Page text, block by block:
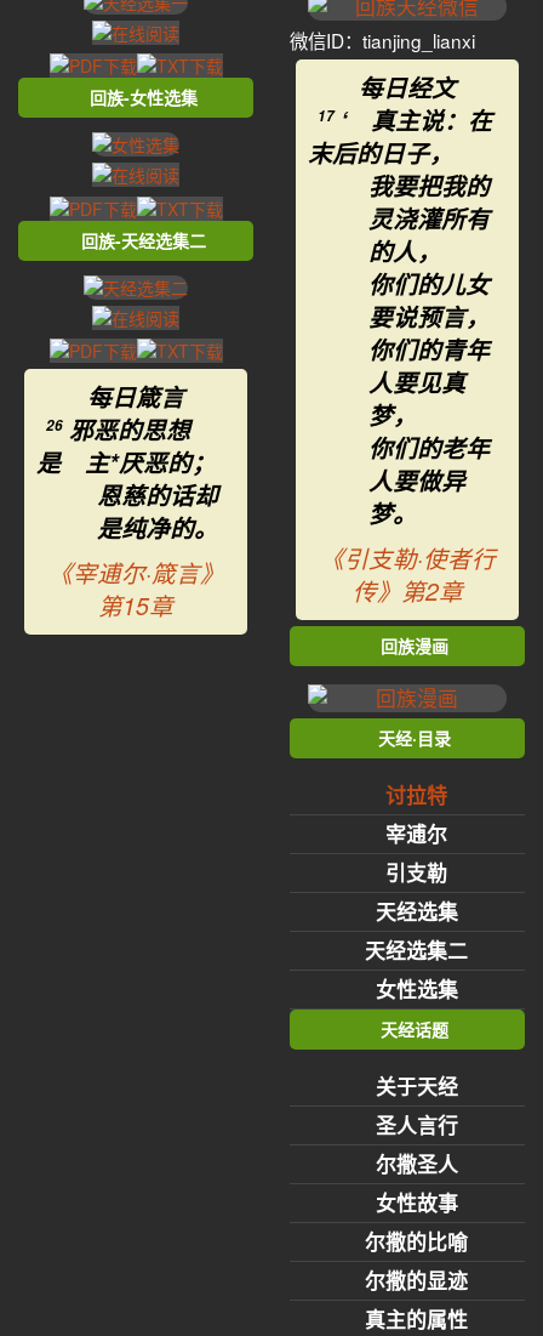
回族-女性选集
回族-天经选集二
每日箴言
26 邪恶的思想
是 主*厌恶的；
恩慈的话却
是纯净的。
《宰逋尔·箴言》
第15章
微信ID：tianjing_lianxi
每日经文
17 ‘ 真主说：在
末后的日子，
我要把我的
灵浇灌所有
的人，
你们的儿女
要说预言，
你们的青年
人要见真
梦，
你们的老年
人要做异
梦。
《引支勒·使者行
传》第2章
回族漫画
天经·目录
讨拉特
宰逋尔
引支勒
天经选集
天经选集二
女性选集
天经话题
关于天经
圣人言行
尔撒圣人
女性故事
尔撒的比喻
尔撒的显迹
真主的属性